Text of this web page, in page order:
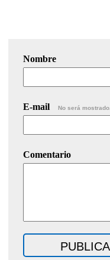
Nombre
E-mail No será mostrado.
Comentario